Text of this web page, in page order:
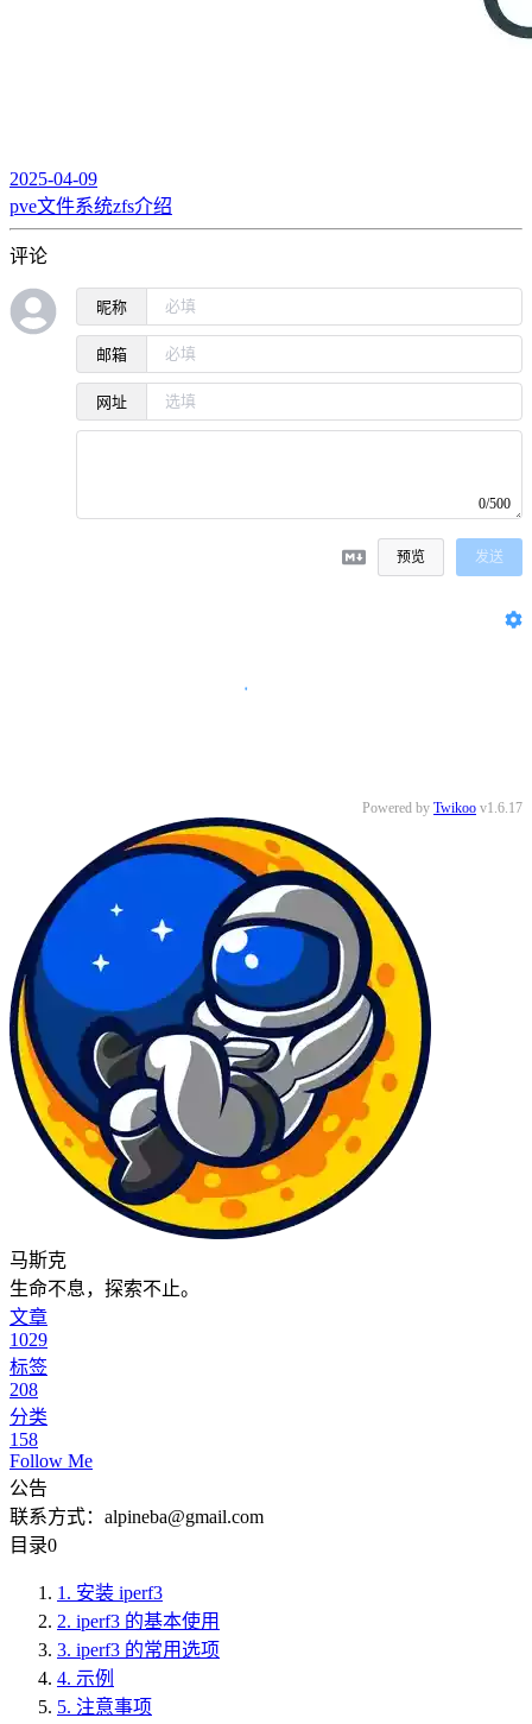
2025-04-09
pve文件系统zfs介绍
评论
昵称
邮箱
网址
0/500
预览 发送
Powered by Twikoo v1.6.17
马斯克
生命不息，探索不止。
文章
1029
标签
208
分类
158
Follow Me
公告
联系方式：alpineba@gmail.com
目录0
1. 安装 iperf3
2. iperf3 的基本使用
3. iperf3 的常用选项
4. 示例
5. 注意事项